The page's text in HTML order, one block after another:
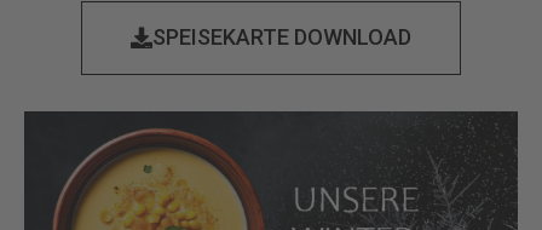
SPEISEKARTE DOWNLOAD